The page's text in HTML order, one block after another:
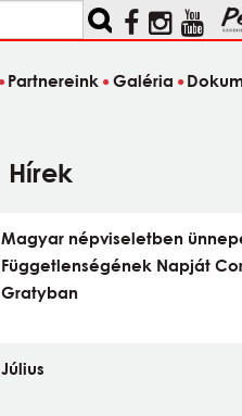
Partnereink Galéria
Hírek
Magyar népviseletben
Függetlenségének Napját
Gratyban
Július